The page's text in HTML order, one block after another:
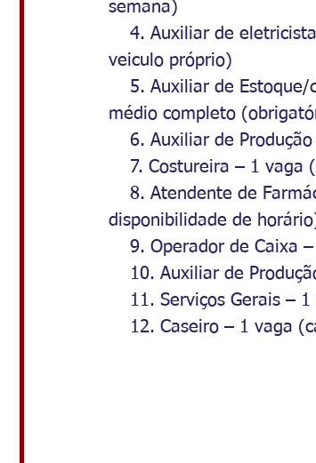
semana)
4. Auxiliar de eletricista
veiculo próprio)
5. Auxiliar de Estoque/
médio completo
6. Auxiliar de Produção
7. Costureira – 1 vaga
8. Atendente de
disponibilidade de
9. Operador de Caixa –
10. Auxiliar de
11. Serviços Gerais – 1
12. Caseiro – 1 vaga